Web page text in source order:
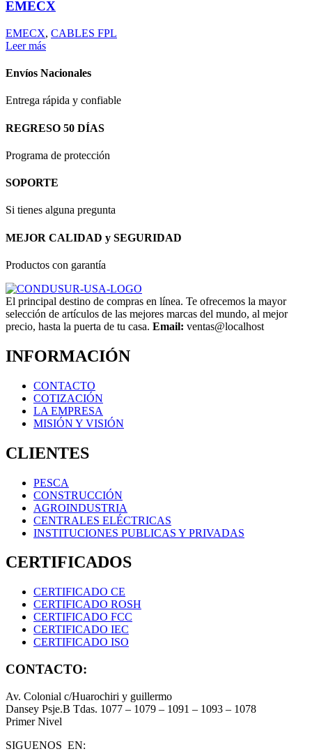
EMECX
EMECX, CABLES FPL
Leer más
Envíos Nacionales
Entrega rápida y confiable
REGRESO 50 DÍAS
Programa de protección
SOPORTE
Si tienes alguna pregunta
MEJOR CALIDAD y SEGURIDAD
Productos con garantía
El principal destino de compras en línea. Te ofrecemos la mayor
selección de artículos de las mejores marcas del mundo, al mejor
precio, hasta la puerta de tu casa. Email: ventas@localhost
INFORMACIÓN
CONTACTO
COTIZACIÓN
LA EMPRESA
MISIÓN Y VISIÓN
CLIENTES
PESCA
CONSTRUCCIÓN
AGROINDUSTRIA
CENTRALES ELÉCTRICAS
INSTITUCIONES PUBLICAS Y PRIVADAS
CERTIFICADOS
CERTIFICADO CE
CERTIFICADO ROSH
CERTIFICADO FCC
CERTIFICADO IEC
CERTIFICADO ISO
CONTACTO:
Av. Colonial c/Huarochiri y guillermo
Dansey Psje.B Tdas. 1077 – 1079 – 1091 – 1093 – 1078
Primer Nivel
SIGUENOS EN: